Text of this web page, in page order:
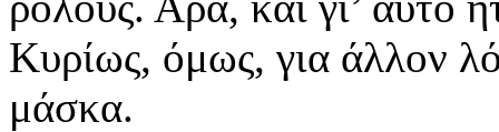
Κυρίως, όμως, για άλλον
μάσκα.